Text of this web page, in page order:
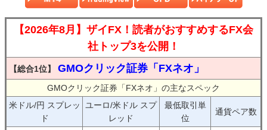
【2026年8月】ザイFX！読者がおすすめするFX会
社トップ3を公開！
【総合1位】 GMOクリック証券「FXネオ」
GMOクリック証券「FXネオ」の主なスペック
米ドル/円 スプレッ
ド
ユーロ/米ドル スプ
レッド
最低取引単
位
通貨ペア数